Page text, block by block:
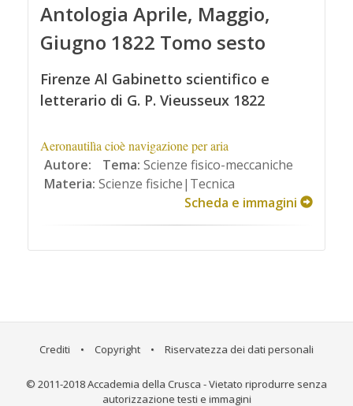
Antologia Aprile, Maggio,
Giugno 1822 Tomo sesto
Firenze Al Gabinetto scientifico e
letterario di G. P. Vieusseux 1822
Aeronautilìa cioè navigazione per aria
Autore: Tema: Scienze fisico-meccaniche
Materia: Scienze fisiche|Tecnica
Scheda e immagini
Crediti • Copyright • Riservatezza dei dati personali
© 2011-2018 Accademia della Crusca - Vietato riprodurre senza
autorizzazione testi e immagini